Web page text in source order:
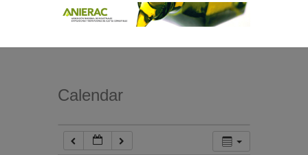
Calendar
7:00 am